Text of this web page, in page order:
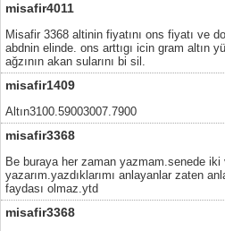
misafir4011
Misafir 3368 altinin fiyatını ons fiyatı ve
abdnin elinde. ons arttıgı icin gram altın
ağzının akan sularını bi sil.
misafir1409
Altın3100.59003007.7900
misafir3368
Be buraya her zaman yazmam.senede
yazarım.yazdıklarımı anlayanlar zaten
faydası olmaz.ytd
misafir3368